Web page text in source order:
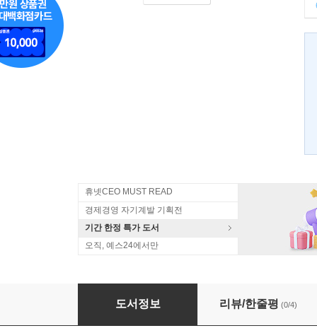
휴넷CEO MUST READ
경제경영 자기계발 기획전
기간 한정 특가 도서
오직, 예스24에서만
바로 간다 대우증권
도서정보 리뷰/한줄평 (0/4)